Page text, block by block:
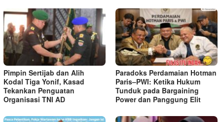
Pimpin Sertijab dan Alih
Kodal Tiga Yonif, Kasad
Tekankan Penguatan
Organisasi TNI AD
Paradoks Perdamaian Hotman
Paris–PWI: Ketika Hukum
Tunduk pada Bargaining
Power dan Panggung Elit